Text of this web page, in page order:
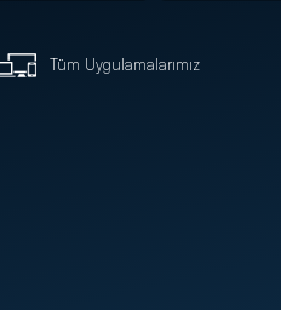
Tüm Uygulamalarımız